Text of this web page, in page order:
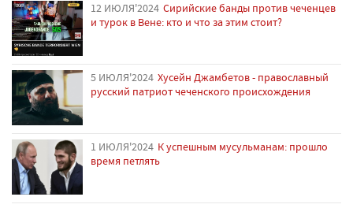
12 ИЮЛЯ'2024 Сирийские банды против чеченцев
и турок в Вене: кто и что за этим стоит?
5 ИЮЛЯ'2024 Хусейн Джамбетов - православный
русский патриот чеченского происхождения
1 ИЮЛЯ'2024 К успешным мусульманам: прошло
время петлять